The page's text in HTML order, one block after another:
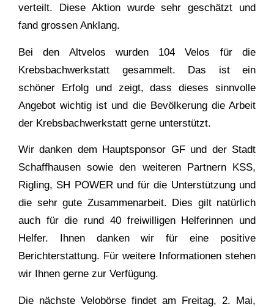
verteilt. Diese Aktion wurde sehr geschätzt und
fand grossen Anklang.
Bei den Altvelos wurden 104 Velos für die
Krebsbachwerkstatt gesammelt. Das ist ein
schöner Erfolg und zeigt, dass dieses sinnvolle
Angebot wichtig ist und die Bevölkerung die Arbeit
der Krebsbachwerkstatt gerne unterstützt.
Wir danken dem Hauptsponsor GF und der Stadt
Schaffhausen sowie den weiteren Partnern KSS,
Rigling, SH POWER und für die Unterstützung und
die sehr gute Zusammenarbeit. Dies gilt natürlich
auch für die rund 40 freiwilligen Helferinnen und
Helfer. Ihnen danken wir für eine positive
Berichterstattung. Für weitere Informationen stehen
wir Ihnen gerne zur Verfügung.
Die nächste Velobörse findet am Freitag, 2. Mai,